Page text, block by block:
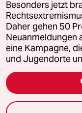
Feedback
Leitlinie Informant
Seitenwende
Besonders jetzt
Daher gehen 50
Neuanmeldungen
eine Kampagne,
und Jugendorte